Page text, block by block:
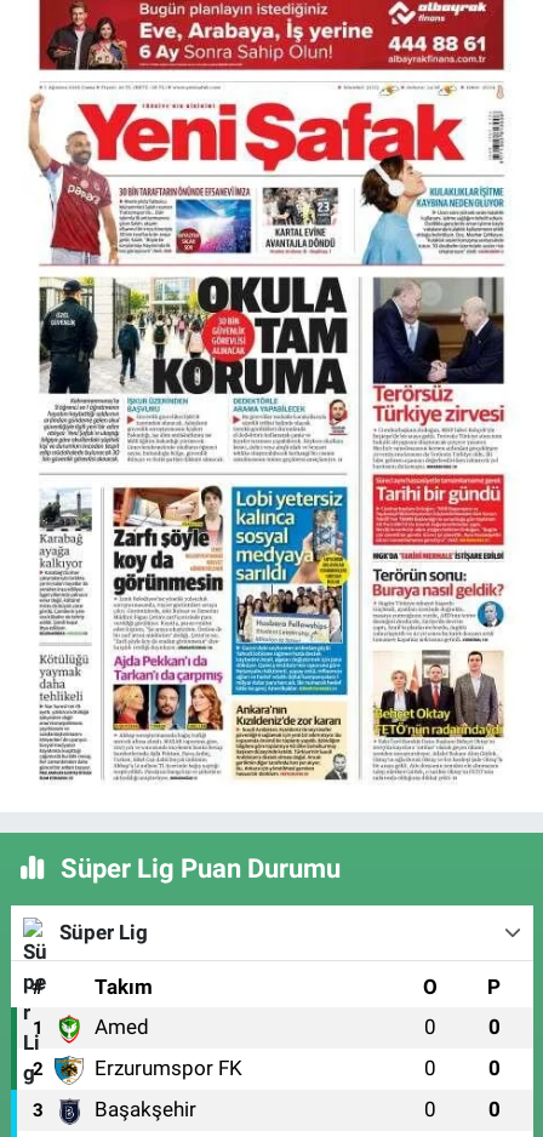
Süper Lig Puan Durumu
Süper Lig
# Takım O P
1 Amed 0 0
2 Erzurumspor FK 0 0
3 Başakşehir 0 0